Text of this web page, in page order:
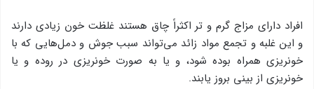
افراد دارای مزاج گرم و تر اکثراً چاق هستند غلظت خون زیادی دارند
و این غلبه و تجمع مواد زائد می‌تواند سبب جوش و دمل‌هایی که با
خونریزی همراه بوده شود، و یا به صورت خونریزی در روده و یا
خونریزی از بینی بروز یابند.